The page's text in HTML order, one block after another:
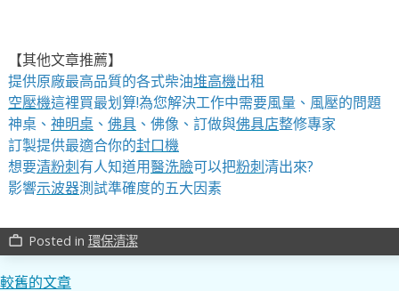
【其他文章推薦】
提供原廠最高品質的各式柴油堆高機出租
空壓機這裡買最划算!為您解決工作中需要風量、風壓的問題
神桌、 神明桌、 佛具、佛像、訂做與佛具店整修專家
訂製提供最適合你的封口機
想要清粉刺有人知道用醫洗臉可以把粉刺清出來?
影響示波器測試準確度的五大因素
work_outline Posted in 環保清潔
較舊的文章